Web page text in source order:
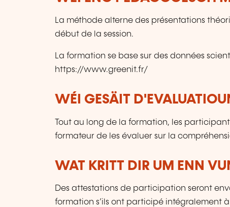
La méthode alterne des présentations
début de la session.
La formation se base sur des données
https://www.greenit.fr/
WÉI GESÄIT
Tout au long de la formation, les
formateur de les évaluer sur la
WAT KRITT DIR UM ENN
Des attestations de participation seront
formation s’ils ont participé intégralement